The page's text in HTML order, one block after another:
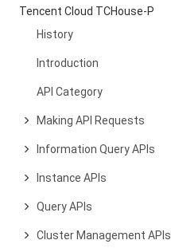
Tencent Cloud TCHouse-P
History
Introduction
API Category
Making API Requests
Information Query APIs
Instance APIs
Query APIs
Cluster Management APIs